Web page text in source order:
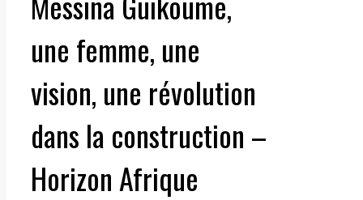
une femme, une
vision, une révolution
dans la construction –
Horizon Afrique